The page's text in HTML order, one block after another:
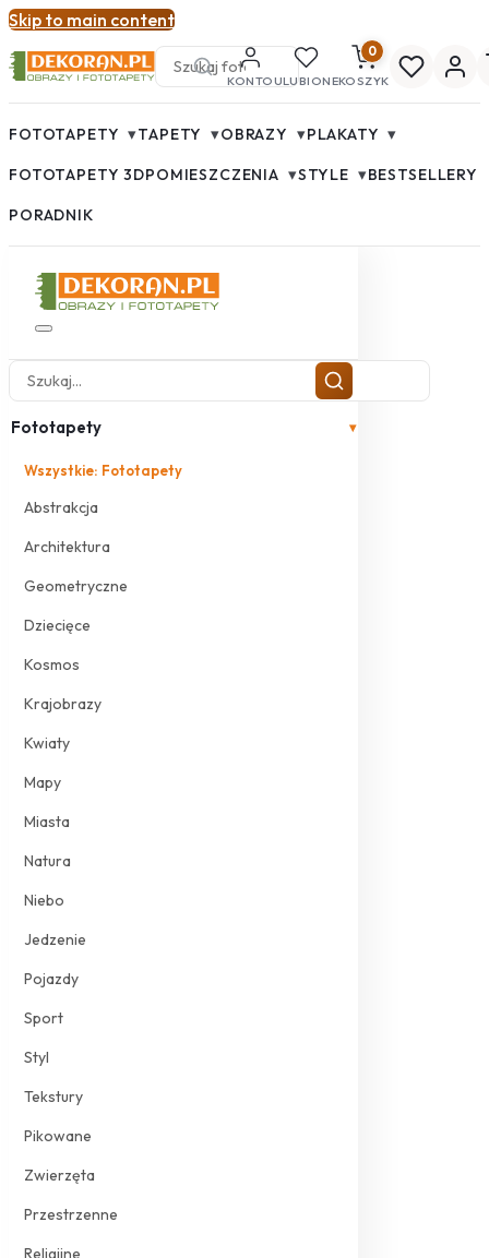
Skip to main content
KONTOULUBIONE
0
KOSZYK
FOTOTAPETY ▾TAPETY ▾OBRAZY ▾PLAKATY ▾
FOTOTAPETY 3DPOMIESZCZENIA ▾STYLE ▾BESTSELLERY
PORADNIK
Fototapety ▾
Wszystkie: Fototapety
Abstrakcja
Architektura
Geometryczne
Dziecięce
Kosmos
Krajobrazy
Kwiaty
Mapy
Miasta
Natura
Niebo
Jedzenie
Pojazdy
Sport
Styl
Tekstury
Pikowane
Zwierzęta
Przestrzenne
Religijne